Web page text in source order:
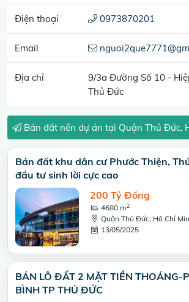
Điện thoại 0973870201
Email
Địa chỉ
9/3a Đường Số 10 -
Thủ Đức
Bán đất nền dự án tại Quận Thủ Đức,
Bán đất khu dân cư Phước Thiện,
đầu tư sinh lời cực cao
200 Tỷ Đồng
4680 m2
Quận Thủ Đức, Hồ Chí
13/05/2025
BÁN LÔ ĐẤT 2 MẶT TIỀN THOÁNG-
BÌNH TP THỦ ĐỨC